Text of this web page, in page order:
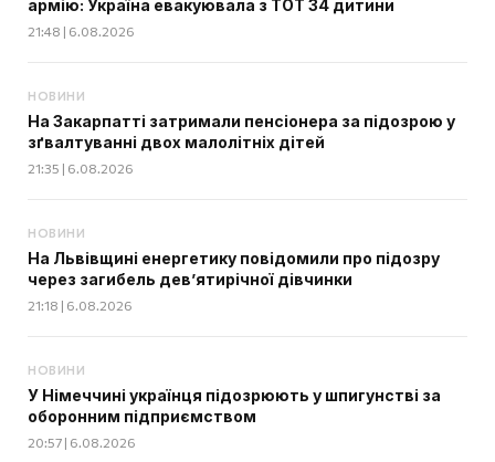
армію: Україна евакуювала з ТОТ 34 дитини
21:48 | 6.08.2026
НОВИНИ
На Закарпатті затримали пенсіонера за підозрою у
зґвалтуванні двох малолітніх дітей
21:35 | 6.08.2026
НОВИНИ
На Львівщині енергетику повідомили про підозру
через загибель дев’ятирічної дівчинки
21:18 | 6.08.2026
НОВИНИ
У Німеччині українця підозрюють у шпигунстві за
оборонним підприємством
20:57 | 6.08.2026